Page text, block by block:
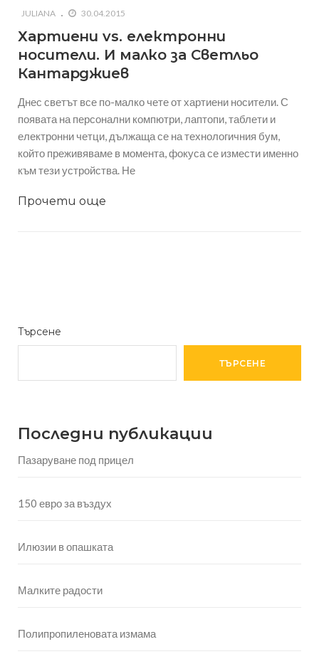
JULIANA 30.04.2015
Хартиени vs. електронни
носители. И малко за Светльо
Кантарджиев
Днес светът все по-малко чете от хартиени носители. С
появата на персонални компютри, лаптопи, таблети и
електронни четци, дължаща се на технологичния бум,
който преживяваме в момента, фокуса се измести именно
към тези устройства. Не
Прочети още
Търсене
ТЪРСЕНЕ
Последни публикации
Пазаруване под прицел
150 евро за въздух
Илюзии в опашката
Малките радости
Полипропиленовата измама